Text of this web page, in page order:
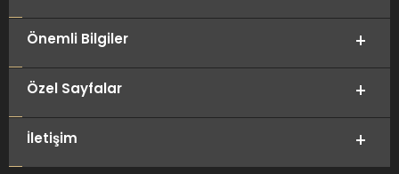
Önemli Bilgiler
Özel Sayfalar
İletişim